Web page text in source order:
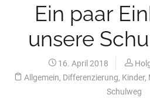
Ein paar
unsere
16. April 2018
Allgemein, Differenzierung, Kinder,
Schulweg